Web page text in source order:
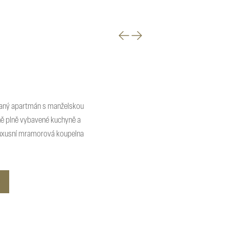
apartmán s manželskou
vybavené kuchyně a
mramorová koupelna